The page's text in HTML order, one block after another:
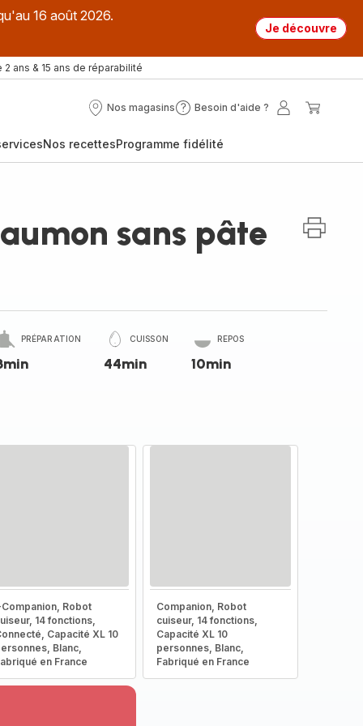
16 août 2026.
Je découvre
2 ans & 15 ans de réparabilité
Nos magasins
Nos
Besoin d'aide ?
Besoin
?
Mon
Nos recettesProgramme fidélité
sans pâte
PRÉPARATION CUISSON
44min
REPOS
10min
Robot
14 fonctions,
Capacité XL 10
Blanc,
en France
Companion, Robot
cuiseur, 14 fonctions,
Capacité XL 10
personnes, Blanc,
Fabriqué en France